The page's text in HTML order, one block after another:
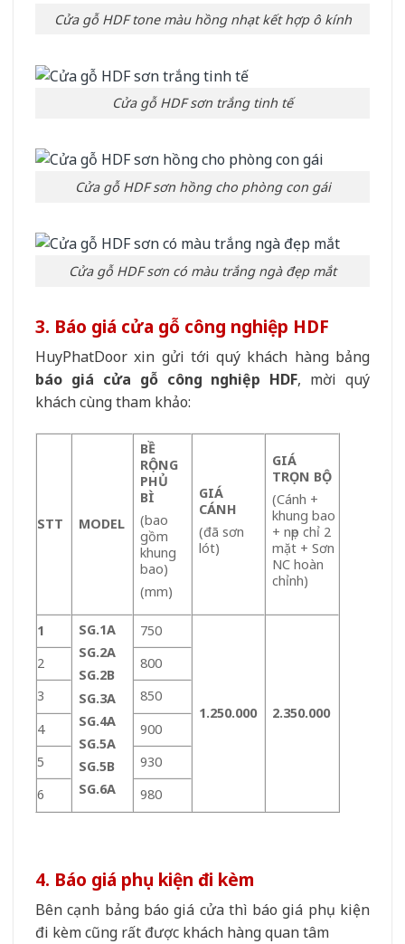
Cửa gỗ HDF tone màu hồng nhạt kết hợp ô kính
Cửa gỗ HDF sơn trắng tinh tế
Cửa gỗ HDF sơn hồng cho phòng con gái
Cửa gỗ HDF sơn có màu trắng ngà đẹp mắt
3. Báo giá cửa gỗ công nghiệp HDF
HuyPhatDoor xin gửi tới quý khách hàng bảng
báo giá cửa gỗ công nghiệp HDF, mời quý
khách cùng tham khảo:
STT MODEL
BỀ
RỘNG
PHỦ
BÌ
(bao
gồm
khung
bao)
(mm)
GIÁ
CÁNH
(đã sơn
lót)
GIÁ
TRỌN BỘ
(Cánh +
khung bao
+ nẹp chỉ 2
mặt + Sơn
NC hoàn
chỉnh)
1
SG.1A
SG.2A
SG.2B
SG.3A
SG.4A
SG.5A
SG.5B
SG.6A
750
1.250.000 2.350.000
2
800
3
850
4
900
5
930
6
980
4. Báo giá phụ kiện đi kèm
Bên cạnh bảng báo giá cửa thì báo giá phụ kiện
đi kèm cũng rất được khách hàng quan tâm